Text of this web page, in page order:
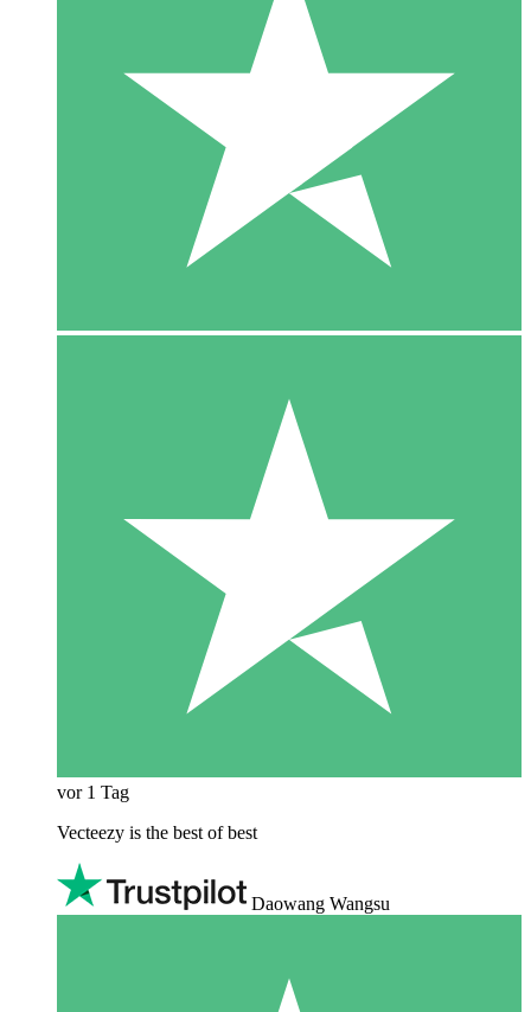
vor 1 Tag
Vecteezy is the best of best
Daowang Wangsu